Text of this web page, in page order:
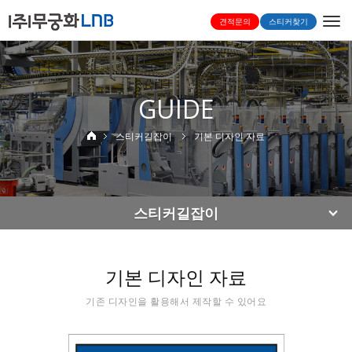
견적문의 스티커찾기
GUIDE
스티커길잡이 기본 디자인 자료
스티커길잡이
기본 디자인 자료
기존 디자인을 활용해서 제작할 수 있어요